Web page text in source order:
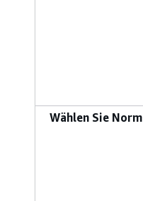
Wählen Sie Norm